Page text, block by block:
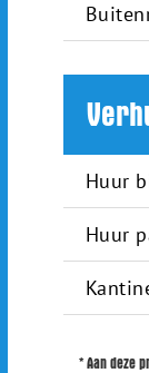
Huur
Huur
* Aan deze